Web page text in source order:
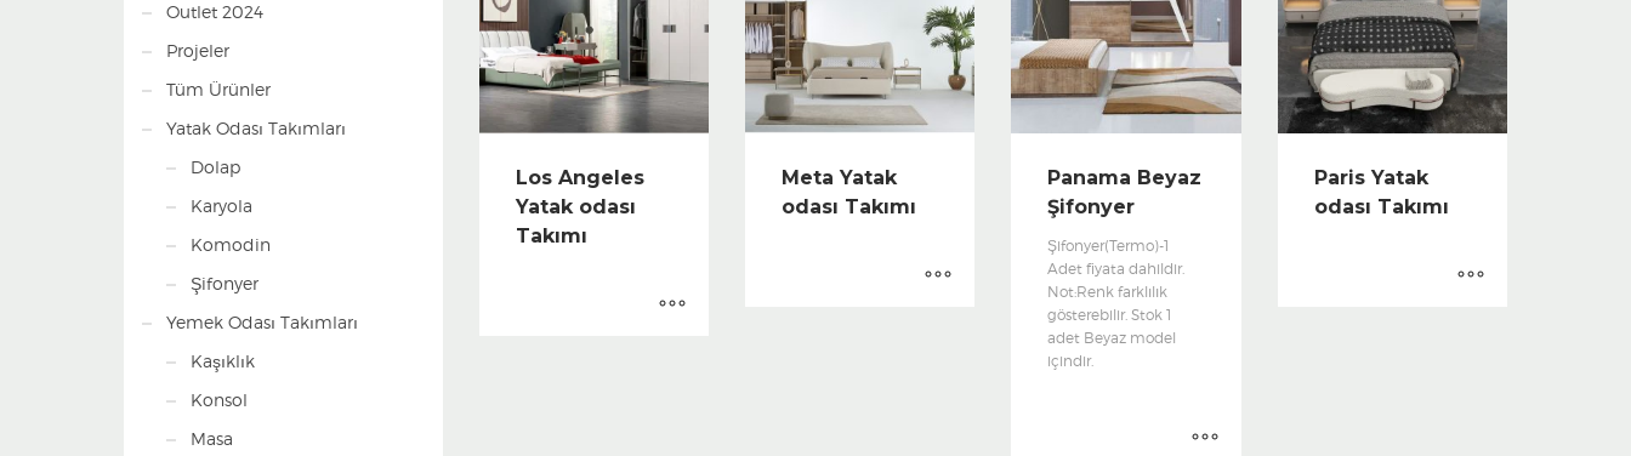
Los Angeles
Yatak odası
Takımı
Meta Yatak
odası Takımı
Panama Beyaz
Şifonyer
Şifonyer(Termo)-1
Adet fiyata dahildir.
Not:Renk farklılık
gösterebilir. Stok 1
adet Beyaz model
içindir.
Paris Yatak
odası Takımı
Outlet 2024
Projeler
Tüm Ürünler
Yatak Odası Takımları
Dolap
Karyola
Komodin
Şifonyer
Yemek Odası Takımları
Kaşıklık
Konsol
Masa